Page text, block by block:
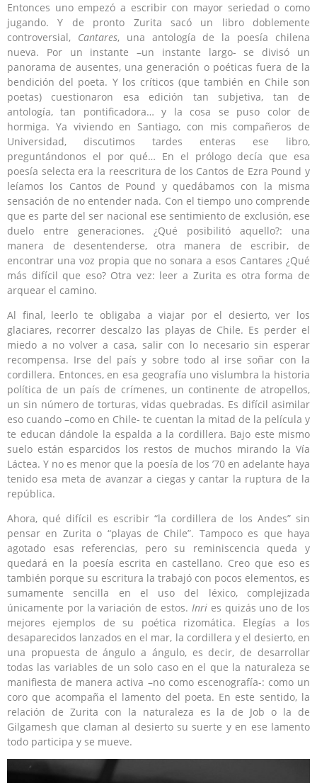
Entonces uno empezó a escribir con mayor seriedad o como
jugando. Y de pronto Zurita sacó un libro doblemente
controversial, Cantares, una antología de la poesía chilena
nueva. Por un instante –un instante largo- se divisó un
panorama de ausentes, una generación o poéticas fuera de la
bendición del poeta. Y los críticos (que también en Chile son
poetas) cuestionaron esa edición tan subjetiva, tan de
antología, tan pontificadora… y la cosa se puso color de
hormiga. Ya viviendo en Santiago, con mis compañeros de
Universidad, discutimos tardes enteras ese libro,
preguntándonos el por qué… En el prólogo decía que esa
poesía selecta era la reescritura de los Cantos de Ezra Pound y
leíamos los Cantos de Pound y quedábamos con la misma
sensación de no entender nada. Con el tiempo uno comprende
que es parte del ser nacional ese sentimiento de exclusión, ese
duelo entre generaciones. ¿Qué posibilitó aquello?: una
manera de desentenderse, otra manera de escribir, de
encontrar una voz propia que no sonara a esos Cantares ¿Qué
más difícil que eso? Otra vez: leer a Zurita es otra forma de
arquear el camino.
Al final, leerlo te obligaba a viajar por el desierto, ver los
glaciares, recorrer descalzo las playas de Chile. Es perder el
miedo a no volver a casa, salir con lo necesario sin esperar
recompensa. Irse del país y sobre todo al irse soñar con la
cordillera. Entonces, en esa geografía uno vislumbra la historia
política de un país de crímenes, un continente de atropellos,
un sin número de torturas, vidas quebradas. Es difícil asimilar
eso cuando –como en Chile- te cuentan la mitad de la película y
te educan dándole la espalda a la cordillera. Bajo este mismo
suelo están esparcidos los restos de muchos mirando la Vía
Láctea. Y no es menor que la poesía de los ’70 en adelante haya
tenido esa meta de avanzar a ciegas y cantar la ruptura de la
república.
Ahora, qué difícil es escribir “la cordillera de los Andes” sin
pensar en Zurita o “playas de Chile”. Tampoco es que haya
agotado esas referencias, pero su reminiscencia queda y
quedará en la poesía escrita en castellano. Creo que eso es
también porque su escritura la trabajó con pocos elementos, es
sumamente sencilla en el uso del léxico, complejizada
únicamente por la variación de estos. Inries quizás uno de los
mejores ejemplos de su poética rizomática. Elegías a los
desaparecidos lanzados en el mar, la cordillera y el desierto, en
una propuesta de ángulo a ángulo, es decir, de desarrollar
todas las variables de un solo caso en el que la naturaleza se
manifiesta de manera activa –no como escenografía-: como un
coro que acompaña el lamento del poeta. En este sentido, la
relación de Zurita con la naturaleza es la de Job o la de
Gilgamesh que claman al desierto su suerte y en ese lamento
todo participa y se mueve.